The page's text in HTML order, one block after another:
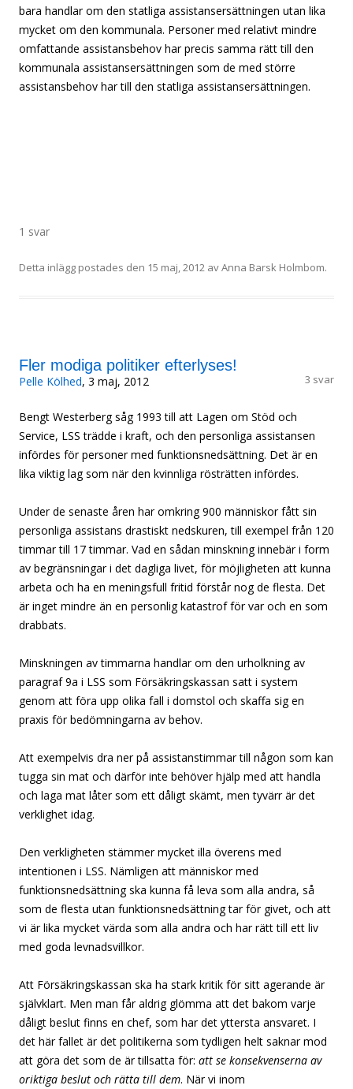
bara handlar om den statliga assistansersättningen utan lika
mycket om den kommunala. Personer med relativt mindre
omfattande assistansbehov har precis samma rätt till den
kommunala assistansersättningen som de med större
assistansbehov har till den statliga assistansersättningen.
1 svar
Detta inlägg postades den 15 maj, 2012 avAnna Barsk Holmbom.
Fler modiga politiker efterlyses!
Pelle Kölhed, 3 maj, 2012 3 svar
Bengt Westerberg såg 1993 till att Lagen om Stöd och
Service, LSS trädde i kraft, och den personliga assistansen
infördes för personer med funktionsnedsättning. Det är en
lika viktig lag som när den kvinnliga rösträtten infördes.
Under de senaste åren har omkring 900 människor fått sin
personliga assistans drastiskt nedskuren, till exempel från 120
timmar till 17 timmar. Vad en sådan minskning innebär i form
av begränsningar i det dagliga livet, för möjligheten att kunna
arbeta och ha en meningsfull fritid förstår nog de flesta. Det
är inget mindre än en personlig katastrof för var och en som
drabbats.
Minskningen av timmarna handlar om den urholkning av
paragraf 9a i LSS som Försäkringskassan satt i system
genom att föra upp olika fall i domstol och skaffa sig en
praxis för bedömningarna av behov.
Att exempelvis dra ner på assistanstimmar till någon som kan
tugga sin mat och därför inte behöver hjälp med att handla
och laga mat låter som ett dåligt skämt, men tyvärr är det
verklighet idag.
Den verkligheten stämmer mycket illa överens med
intentionen i LSS. Nämligen att människor med
funktionsnedsättning ska kunna få leva som alla andra, så
som de flesta utan funktionsnedsättning tar för givet, och att
vi är lika mycket värda som alla andra och har rätt till ett liv
med goda levnadsvillkor.
Att Försäkringskassan ska ha stark kritik för sitt agerande är
självklart. Men man får aldrig glömma att det bakom varje
dåligt beslut finns en chef, som har det yttersta ansvaret. I
det här fallet är det politikerna som tydligen helt saknar mod
att göra det som de är tillsatta för: att se konsekvenserna av
oriktiga beslut och rätta till dem. När vi inom